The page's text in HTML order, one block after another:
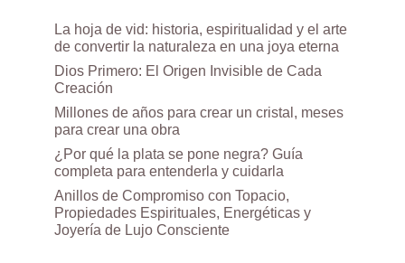
La hoja de vid: historia, espiritualidad y el arte
de convertir la naturaleza en una joya eterna
Dios Primero: El Origen Invisible de Cada
Creación
Millones de años para crear un cristal, meses
para crear una obra
¿Por qué la plata se pone negra? Guía
completa para entenderla y cuidarla
Anillos de Compromiso con Topacio,
Propiedades Espirituales, Energéticas y
Joyería de Lujo Consciente